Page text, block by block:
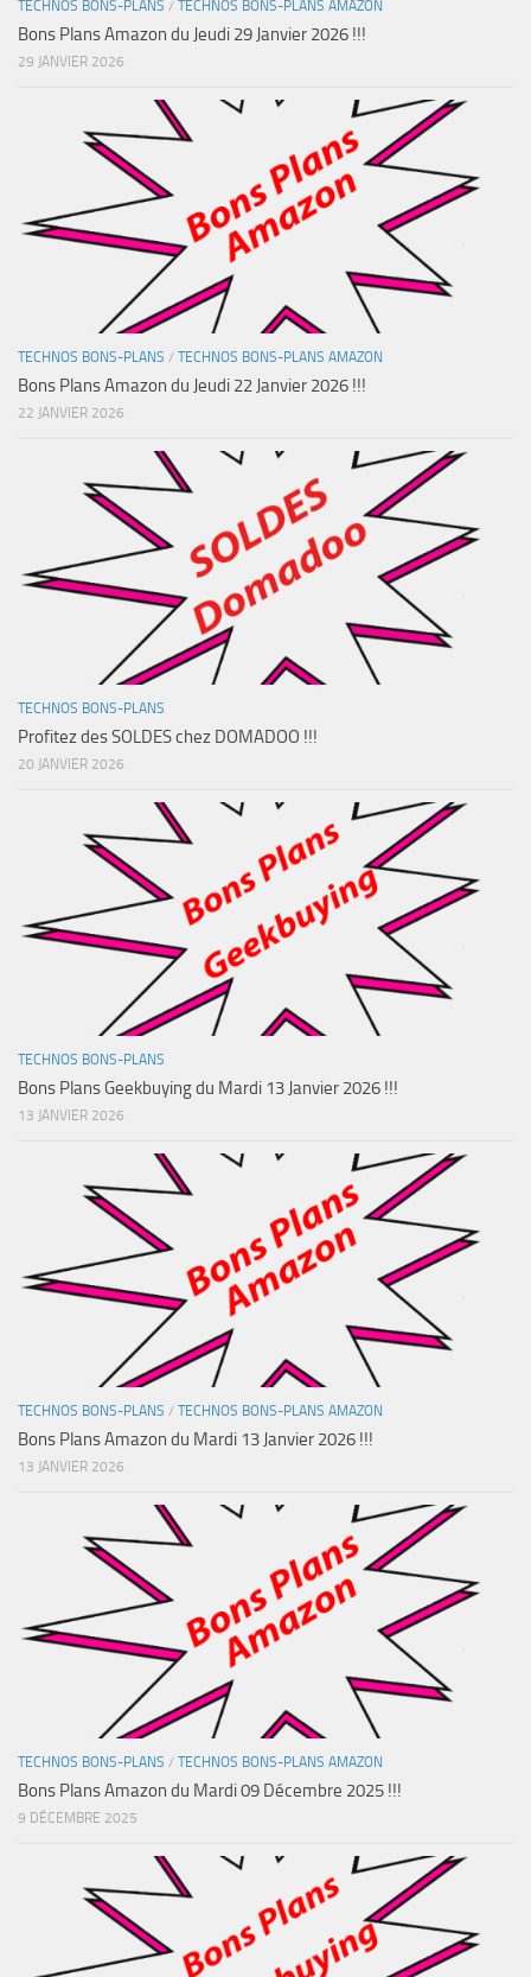
TECHNOS BONS-PLANS / TECHNOS BONS-PLANS AMAZON
Bons Plans Amazon du Jeudi 29 Janvier 2026 !!!
29 JANVIER 2026
TECHNOS BONS-PLANS / TECHNOS BONS-PLANS AMAZON
Bons Plans Amazon du Jeudi 22 Janvier 2026 !!!
22 JANVIER 2026
TECHNOS BONS-PLANS
Profitez des SOLDES chez DOMADOO !!!
20 JANVIER 2026
TECHNOS BONS-PLANS
Bons Plans Geekbuying du Mardi 13 Janvier 2026 !!!
13 JANVIER 2026
TECHNOS BONS-PLANS / TECHNOS BONS-PLANS AMAZON
Bons Plans Amazon du Mardi 13 Janvier 2026 !!!
13 JANVIER 2026
TECHNOS BONS-PLANS / TECHNOS BONS-PLANS AMAZON
Bons Plans Amazon du Mardi 09 Décembre 2025 !!!
9 DÉCEMBRE 2025